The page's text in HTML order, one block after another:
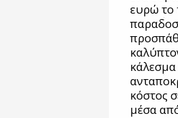
ευρώ το
κάλεσμα
κόστος
μέσα